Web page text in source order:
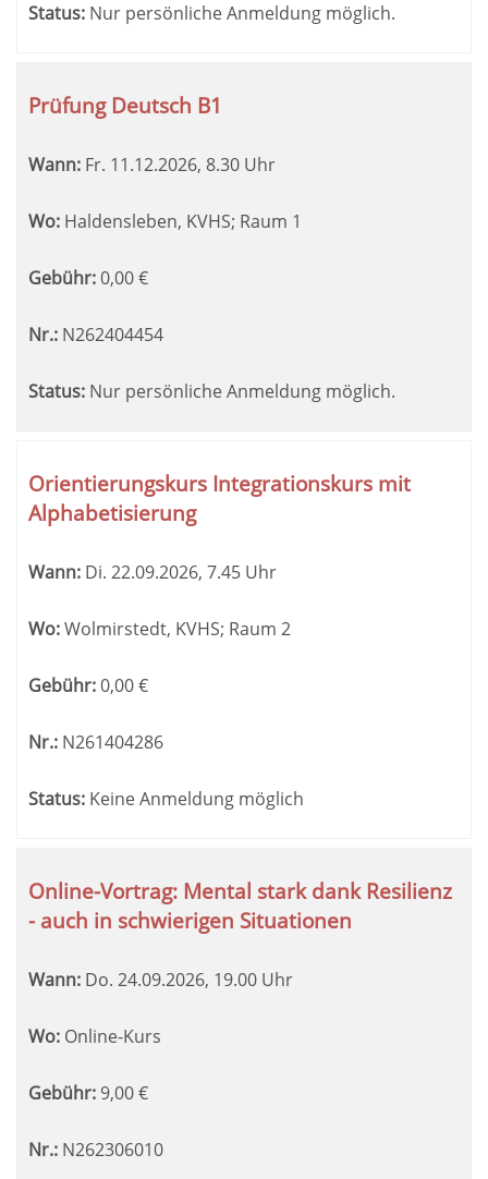
Status: Nur persönliche Anmeldung möglich.
Prüfung Deutsch B1
Wann: Fr. 11.12.2026, 8.30 Uhr
Wo: Haldensleben, KVHS; Raum 1
Gebühr:0,00€
Nr.: N262404454
Status: Nur persönliche Anmeldung möglich.
Orientierungskurs Integrationskurs mit
Alphabetisierung
Wann: Di. 22.09.2026, 7.45 Uhr
Wo:Wolmirstedt, KVHS; Raum 2
Gebühr:0,00€
Nr.: N261404286
Status: Keine Anmeldung möglich
Online-Vortrag: Mental stark dank Resilienz
- auch in schwierigen Situationen
Wann: Do. 24.09.2026, 19.00 Uhr
Wo: Online-Kurs
Gebühr: 9,00€
Nr.: N262306010